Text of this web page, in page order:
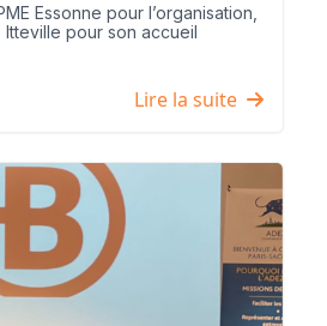
Essonne pour l’organisation,
Itteville pour son accueil
Lire la suite